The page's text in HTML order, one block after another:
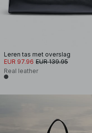
Leren tas met overslag
EUR 97.96 EUR 139.95
Real leather